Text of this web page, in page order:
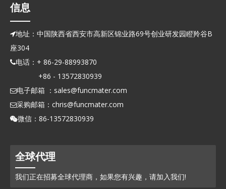
信息
地址：中国陕西省西安市高新区锦业路69号创业研发园瞪羚谷B
座304
电话：+ 86-29-88993870
+86 - 13572830939
电子邮箱 ： sales@funcmater.com
采购邮箱： chris@funcmater.com
微信：86-13572830939
全球代理
我们正在招募全球代理商，如果您有兴趣，请加入我们!